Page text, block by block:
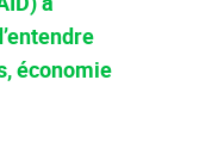
économie